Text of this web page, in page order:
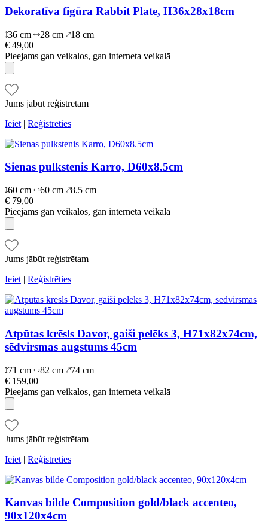
Dekoratīva figūra Rabbit Plate, H36x28x18cm
36 cm 28 cm
18 cm
€ 49,00
Pieejams gan veikalos, gan interneta veikalā
Jums jābūt reģistrētam
Ieiet | Reģistrēties
Sienas pulkstenis Karro, D60x8.5cm
60 cm 60 cm
8.5 cm
€ 79,00
Pieejams gan veikalos, gan interneta veikalā
Jums jābūt reģistrētam
Ieiet | Reģistrēties
Atpūtas krēsls Davor, gaiši pelēks 3, H71x82x74cm,
sēdvirsmas augstums 45cm
71 cm 82 cm
74 cm
€ 159,00
Pieejams gan veikalos, gan interneta veikalā
Jums jābūt reģistrētam
Ieiet | Reģistrēties
Kanvas bilde Composition gold/black accenteo,
90x120x4cm